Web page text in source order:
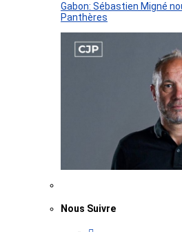
Gabon: Sébastien Migné
Panthères
Nous Suivre